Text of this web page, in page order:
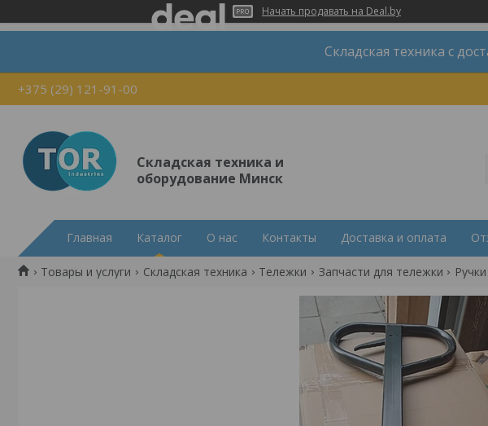
Начать продавать на Deal.by
Складская техника с
+375 (29) 121-91-00
Складская техника и
оборудование Минск
Главная Каталог О нас Контакты Доставка и оплата
Товары и услуги Складская техника Тележки Запчасти для тележки